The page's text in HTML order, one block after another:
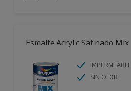
Esmalte Acrylic Satinado Mix
IMPERMEABLE
SIN OLOR